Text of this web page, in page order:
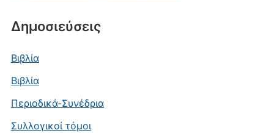
Δημοσιεύσεις
Βιβλία
Βιβλία
Περιοδικά-Συνέδρια
Συλλογικοί τόμοι